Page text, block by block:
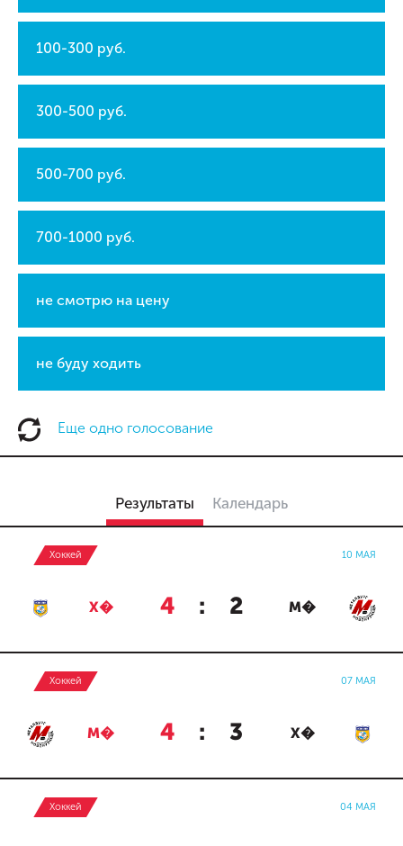
100-300 руб.
300-500 руб.
500-700 руб.
700-1000 руб.
не смотрю на цену
не буду ходить
Еще одно голосование
Результаты Календарь
Хоккей 10 МАЯ
Х� 4 : 2 М�
Хоккей 07 МАЯ
М� 4 : 3 Х�
Хоккей 04 МАЯ